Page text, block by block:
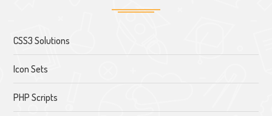
CSS3 Solutions
Icon Sets
PHP Scripts